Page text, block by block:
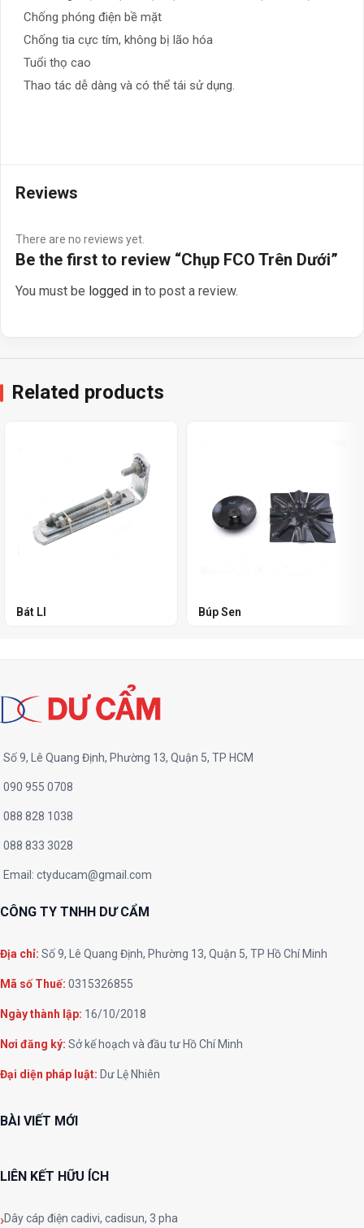
Chống phóng điện bề mặt
Chống tia cực tím, không bị lão hóa
Tuổi thọ cao
Thao tác dễ dàng và có thể tái sử dụng.
Reviews
There are no reviews yet.
Be the first to review “Chụp FCO Trên Dưới”
You must be logged in to post a review.
Related products
Bát LI Búp Sen
Số 9, Lê Quang Định, Phường 13, Quận 5, TP HCM
090 955 0708
088 828 1038
088 833 3028
Email: ctyducam@gmail.com
CÔNG TY TNHH DƯ CẨM
Địa chỉ: Số 9, Lê Quang Định, Phường 13, Quận 5, TP Hồ Chí Minh
Mã số Thuế: 0315326855
Ngày thành lập: 16/10/2018
Nơi đăng ký: Sở kế hoạch và đầu tư Hồ Chí Minh
Đại diện pháp luật: Dư Lệ Nhiên
BÀI VIẾT MỚI
LIÊN KẾT HỮU ÍCH
Dây cáp điện cadivi, cadisun, 3 pha